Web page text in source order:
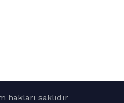
hakları saklıdır